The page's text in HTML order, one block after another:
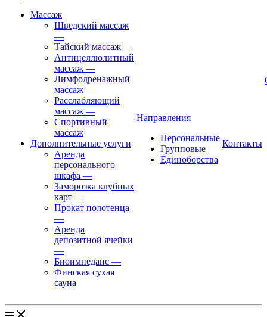
Массаж
Шведский массаж
—
Тайский массаж —
Антицеллюлитный
массаж —
Лимфодренажный
массаж —
Расслабляющий
массаж —
Спортивный
массаж
Дополнительные услуги
Аренда
персонального
шкафа —
Заморозка клубных
карт —
Прокат полотенца
—
Аренда
депозитной ячейки
—
Биоимпеданс —
Финская сухая
сауна
Направления
Персональные
Групповые
Единоборства
Контакты